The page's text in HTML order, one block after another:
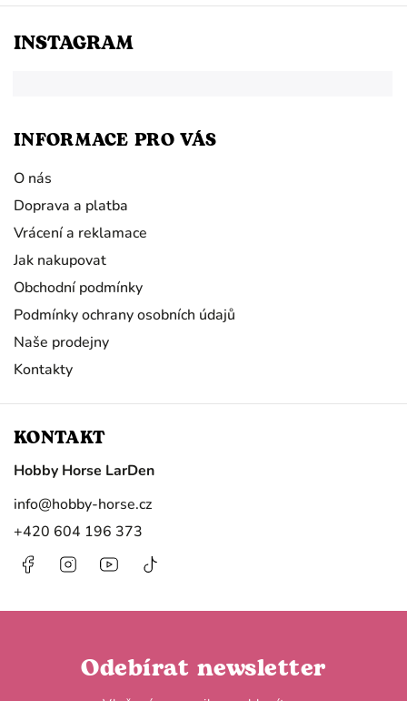
INSTAGRAM
Odebírat newsletter
INFORMACE PRO VÁS
O nás
Doprava a platba
Vrácení a reklamace
Jak nakupovat
Obchodní podmínky
Podmínky ochrany osobních údajů
Naše prodejny
Kontakty
KONTAKT
Hobby Horse LarDen
info@hobby-horse.cz
+420 604 196 373
FacebookInstagramhttps://www.youtube.com/